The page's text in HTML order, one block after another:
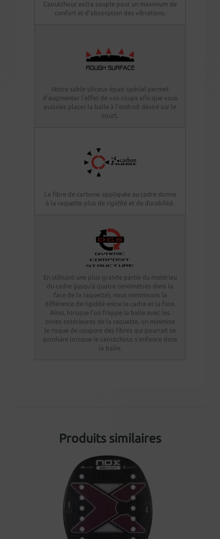
Caoutchouc extra souple pour un maximum de
confort et d’absorption des vibrations.
Notre sable siliceux épais spécial permet
d’augmenter l’effet de vos coups afin que vous
puissiez placer la balle à l’endroit désiré sur le
court.
La fibre de carbone appliquée au cadre donne
à la raquette plus de rigidité et de durabilité.
En utilisant une plus grande partie du matériau
du cadre (jusqu’à quatre centimètres dans la
face de la raquette), nous minimisons la
différence de rigidité entre le cadre et la face.
Ainsi, lorsque l’on frappe la balle avec les
zones extérieures de la raquette, on minimise
le risque de coupure des fibres qui pourrait se
produire lorsque le caoutchouc s’enfonce dans
la balle.
Produits similaires